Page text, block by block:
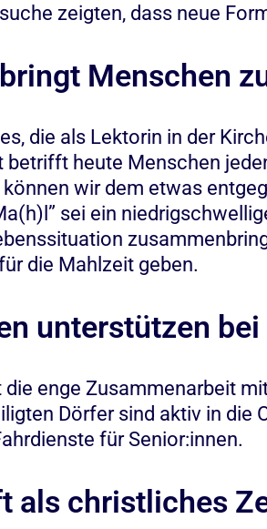
zeigten, dass neue
Menschen
die als Lektorin in der
betrifft heute Menschen
wir dem etwas
sei ein
die Mahlzeit geben.
unterstützen
enge Zusammenarbeit
Dörfer sind aktiv in
für Senior:innen.
als christliches